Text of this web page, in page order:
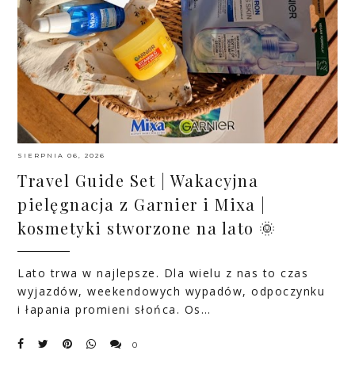
SIERPNIA 06, 2026
Travel Guide Set | Wakacyjna
pielęgnacja z Garnier i Mixa |
kosmetyki stworzone na lato 🌞
Lato trwa w najlepsze. Dla wielu z nas to czas
wyjazdów, weekendowych wypadów, odpoczynku
i łapania promieni słońca. Os…
0